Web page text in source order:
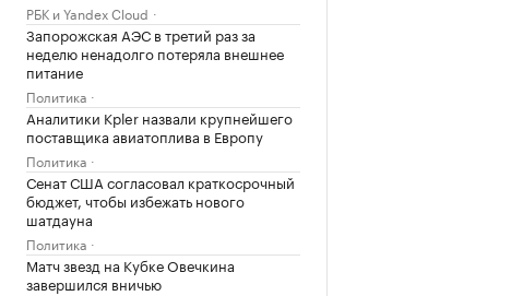
РБК и Yandex Cloud
Запорожская АЭС в третий раз за
неделю ненадолго потеряла внешнее
питание
Политика
Аналитики Kpler назвали крупнейшего
поставщика авиатоплива в Европу
Политика
Сенат США согласовал краткосрочный
бюджет, чтобы избежать нового
шатдауна
Политика
Матч звезд на Кубке Овечкина
завершился вничью